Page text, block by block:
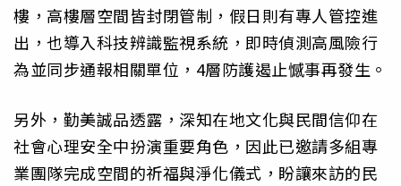
樓，高樓層空間皆封閉管制，假日則有專人管控進
出，也導入科技辨識監視系統，即時偵測高風險行
為並同步通報相關單位，4層防護遏止憾事再發生。
另外，勤美誠品透露，深知在地文化與民間信仰在
社會心理安全中扮演重要角色，因此已邀請多組專
業團隊完成空間的祈福與淨化儀式，盼讓來訪的民